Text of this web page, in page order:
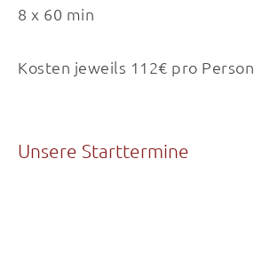
8 x 60 min
Kosten jeweils 112€ pro Person
Unsere Starttermine